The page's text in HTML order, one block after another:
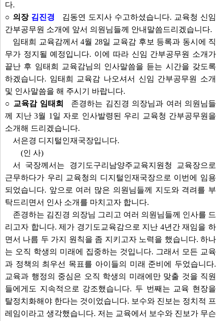
다.
○ 의장 김진경
김동연 도지사 수고하셨습니다. 교육청 신임
간부공무원 소개에 앞서 의원님들께 안내말씀드리겠습니다.
임태희 교육감께서 4월 28일 교육감 후보 등록과 동시에 직
무가 정지될 예정입니다. 이에 따라 신임 간부공무원 소개가
끝난 후 임태희 교육감님의 인사말씀을 듣는 시간을 갖도록
하겠습니다. 임태희 교육감 나오셔서 신임 간부공무원 소개
및 인사말씀을 해 주시기 바랍니다.
○ 교육감 임태희
존경하는 김진경 의장님과 여러 의원님들
께 지난 3월 1일 자로 인사발령된 우리 교육청 간부공무원을
소개해 드리겠습니다.
서은경 디지털인재국장입니다.
(인 사)
서 국장께서는 경기도구리남양주교육지원청 교육장으로
근무하다가 우리 교육청의 디지털인재국장으로 이번에 임용
되었습니다. 앞으로 여러 많은 의원님들께 지도와 격려를 부
탁드리면서 인사 소개를 마치고자 합니다.
존경하는 김진경 의장님 그리고 여러 의원님들께 인사를 드
리고자 합니다. 제가 경기도교육감으로 지난 4년간 재임을 하
면서 나름 두 가지 원칙을 좀 지키고자 노력을 했습니다. 하나
는 오직 학생의 미래에 집중하는 것입니다. 그래서 모든 교육
과 정책의 최우선 목표를 아이들의 미래 준비에 두었습니다.
교육과 행정의 중심은 오직 학생의 미래에만 맞출 것을 직원
들에게도 지속적으로 강조했습니다. 두 번째는 교육 현장을
탈정치화해야 한다는 것이었습니다. 보수와 진보는 정치적 프
레임이라고 생각했습니다. 저는 교육에서 보수와 진보가 무슨